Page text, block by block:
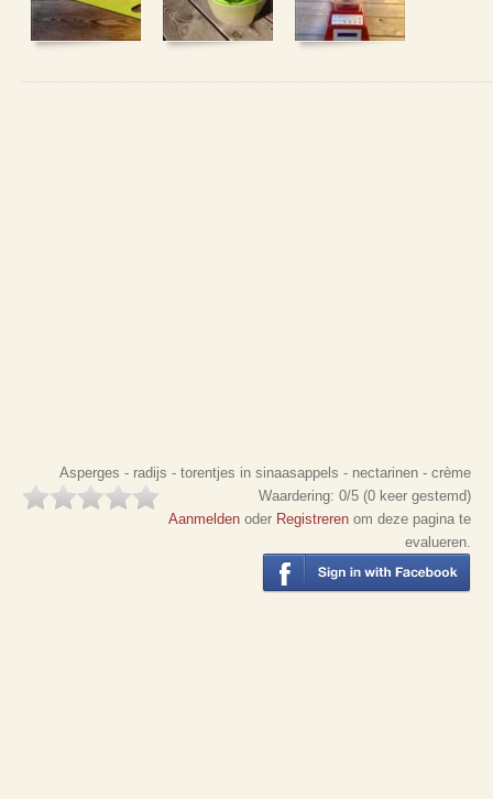
Asperges - radijs - torentjes in sinaasappels - nectarinen - crème
Waardering: 0/5 (0 keer gestemd)
Aanmelden oder Registreren om deze pagina te
evalueren.